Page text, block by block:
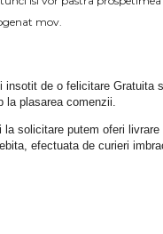
mov.
insotit de o felicitare
plasarea comenzii.
la solicitare putem oferi
efectuata de curieri